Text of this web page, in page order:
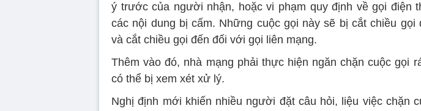
ý trước của người nhận, hoặc vi phạm quy định về gọi điện
các nội dung bị cấm. Những cuộc gọi này sẽ bị cắt chiều gọi
và cắt chiều gọi đến đối với gọi liên mạng.
Thêm vào đó, nhà mạng phải thực hiện ngăn chặn cuộc gọi
có thể bị xem xét xử lý.
Nghị định mới khiến nhiều người đặt câu hỏi, liệu việc chặn